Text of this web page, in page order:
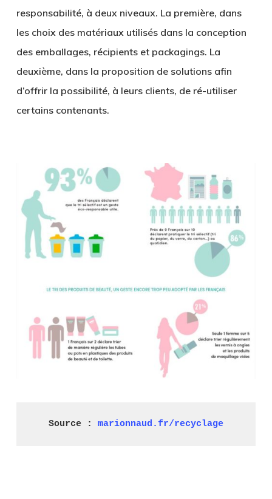
responsabilité, à deux niveaux. La première, dans
les choix des matériaux utilisés dans la conception
des emballages, récipients et packagings. La
deuxième, dans la proposition de solutions afin
d’offrir la possibilité, à leurs clients, de ré-utiliser
certains contenants.
Source : marionnaud.fr/recyclage